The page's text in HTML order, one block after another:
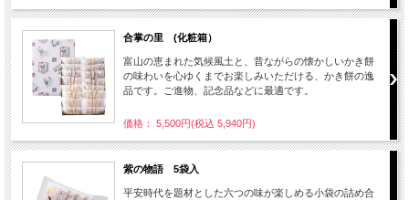
合掌の里 (化粧箱）
富山の恵まれた気候風土と、昔ながらの懐かしいかき餅
の味わいを心ゆくまでお楽しみいただける、かき餅の逸
品です。ご進物、記念品などに最適です。
価格： 5,500円(税込 5,940円)
紫の物語 5袋入
平安時代を題材とした六つの味が楽しめる小袋の詰め合